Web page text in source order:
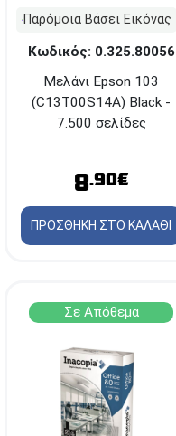
Παρόμοια Βάσει Εικόνας
Κωδικός: 0.325.80056
Μελάνι Epson 103
(C13T00S14Α) Black -
7.500 σελίδες
8.90€
ΠΡΟΣΘΗΚΗ ΣΤΟ ΚΑΛΑΘΙ
Σε Απόθεμα